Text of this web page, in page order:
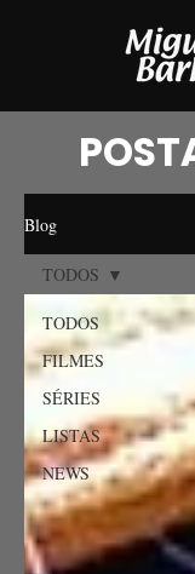
Blog
TODOS
FILMES
SÉRIES
LISTAS
NEWS
TODOS